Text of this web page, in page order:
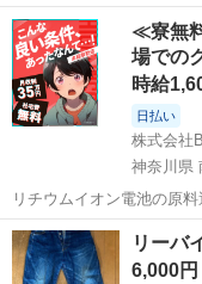
オープン致しました。 リユースのサカイ東金店です！ ★住所：千葉県
東金市南上宿11-8 JR東金駅から徒歩15分です！ ただいまオープンキ
ャンペーン...
千葉 東金市 東金
≪寮無
場での
時給
日払い
株式会社
神奈川県
リチウムイオン電池の原
ワンルーム寮完備！赴任
ト免許お持ちの方、活躍
市》 人気の工場のお仕事
神奈川 相模原市
6,000円